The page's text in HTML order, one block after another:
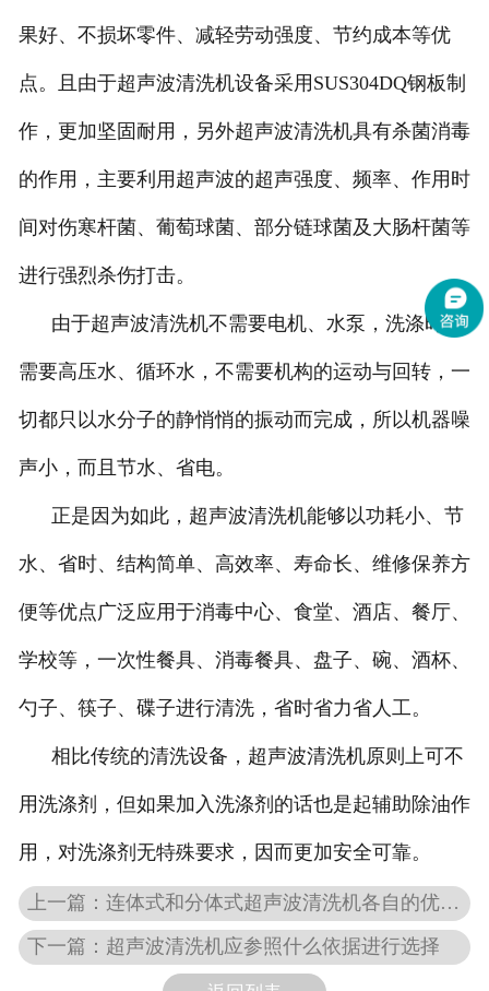
果好、不损坏零件、减轻劳动强度、节约成本等优
点。且由于超声波清洗机设备采用SUS304DQ钢板制
作，更加坚固耐用，另外超声波清洗机具有杀菌消毒
的作用，主要利用超声波的超声强度、频率、作用时
间对伤寒杆菌、葡萄球菌、部分链球菌及大肠杆菌等
进行强烈杀伤打击。
由于超声波清洗机不需要电机、水泵，洗涤时不
需要高压水、循环水，不需要机构的运动与回转，一
切都只以水分子的静悄悄的振动而完成，所以机器噪
声小，而且节水、省电。
正是因为如此，超声波清洗机能够以功耗小、节
水、省时、结构简单、高效率、寿命长、维修保养方
便等优点广泛应用于消毒中心、食堂、酒店、餐厅、
学校等，一次性餐具、消毒餐具、盘子、碗、酒杯、
勺子、筷子、碟子进行清洗，省时省力省人工。
相比传统的清洗设备，超声波清洗机原则上可不
用洗涤剂，但如果加入洗涤剂的话也是起辅助除油作
用，对洗涤剂无特殊要求，因而更加安全可靠。
上一篇：连体式和分体式超声波清洗机各自的优势分析
下一篇：超声波清洗机应参照什么依据进行选择